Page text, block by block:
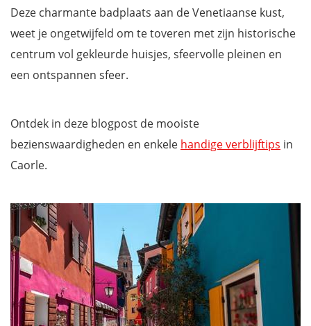
Deze charmante badplaats aan de Venetiaanse kust,
weet je ongetwijfeld om te toveren met zijn historische
centrum vol gekleurde huisjes, sfeervolle pleinen en
een ontspannen sfeer.
Ontdek in deze blogpost de mooiste
bezienswaardigheden en enkele handige verblijftips in
Caorle.